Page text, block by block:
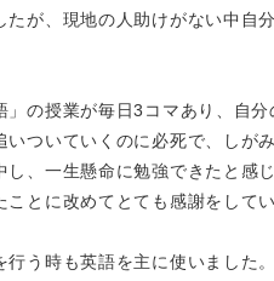
が、現地の人助けがない中自
の授業が毎日3コマあり、自
いついていくのに必死で、しが
し、一生懸命に勉強できたと
とに改めてとても感謝をしてい
う時も英語を主に使いました